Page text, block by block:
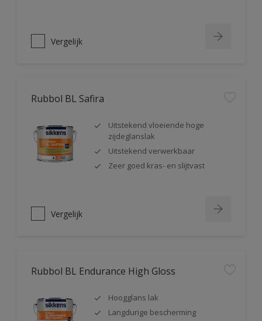
Vergelijk
Rubbol BL Safira
Uitstekend vloeiende hoge
zijdeglanslak
Uitstekend verwerkbaar
Zeer goed kras- en slijtvast
Vergelijk
Rubbol BL Endurance High Gloss
Hoogglans lak
Langdurige bescherming